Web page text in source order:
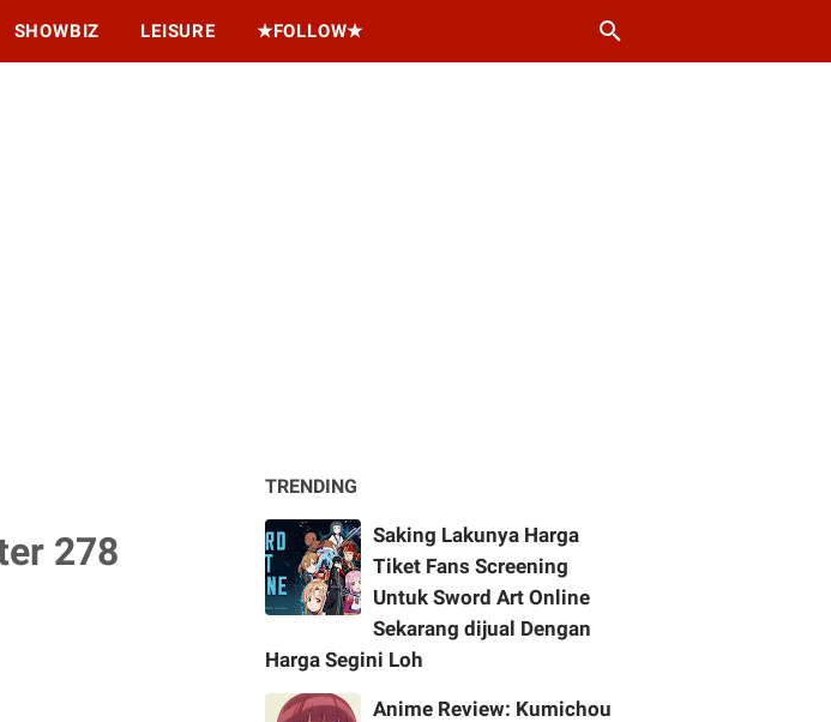
SHOWBIZ LEISURE ★FOLLOW★
278
TRENDING
Saking Lakunya Harga
Tiket Fans Screening
Untuk Sword Art Online
Sekarang dijual Dengan
Harga Segini Loh
Anime Review: Kumichou